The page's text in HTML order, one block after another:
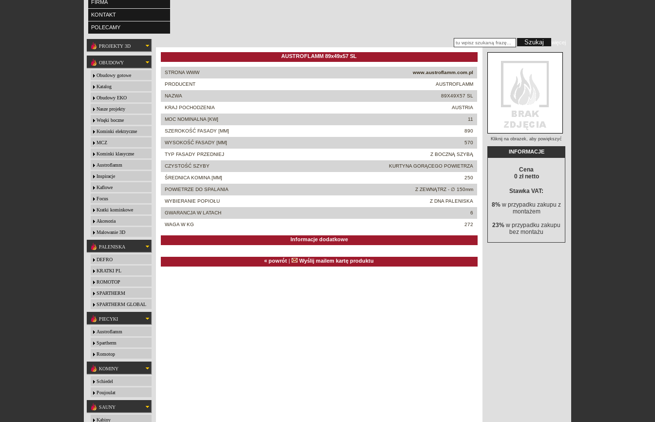
FIRMA
KONTAKT
POLECAMY
więcej
PROJEKTY 3D
OBUDOWY
Obudowy gotowe
Katalog
Obudowy EKO
Nasze projekty
Wnęki boczne
Kominki elektryczne
MCZ
Kominki klasyczne
Austroflamm
Inspiracje
Kaflowe
Focus
Kratki kominkowe
Akcesoria
Malowanie 3D
PALENISKA
DEFRO
KRATKI PL
ROMOTOP
SPARTHERM
SPARTHERM GLOBAL
PIECYKI
Austroflamm
Spartherm
Romotop
KOMINY
Schiedel
Poujoulat
SAUNY
Kabiny
AUSTROFLAMM 89x49x57 SL
STRONA WWW www.austroflamm.com.pl
PRODUCENT AUSTROFLAMM
NAZWA 89X49X57 SL
KRAJ POCHODZENIA AUSTRIA
MOC NOMINALNA [KW] 11
SZEROKOŚĆ FASADY [MM] 890
WYSOKOŚĆ FASADY [MM] 570
TYP FASADY PRZEDNIEJ Z BOCZNĄ SZYBĄ
CZYSTOŚĆ SZYBY KURTYNA GORĄCEGO POWIETRZA
ŚREDNICA KOMINA [MM] 250
POWIETRZE DO SPALANIA Z ZEWNĄTRZ - ∅ 150mm
WYBIERANIE POPIOŁU Z DNA PALENISKA
GWARANCJA W LATACH 6
WAGA W KG 272
Informacje dodatkowe
« powrót | Wyślij mailem kartę produktu
Kliknij na obrazek, aby powiększyć
INFORMACJE
Cena
0 zł netto
Stawka VAT:
8% w przypadku zakupu z
montażem
23% w przypadku zakupu
bez montażu